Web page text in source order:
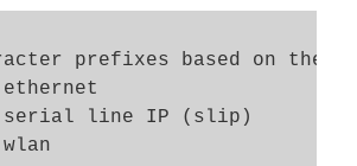
prefixes based on the
line IP (slip)